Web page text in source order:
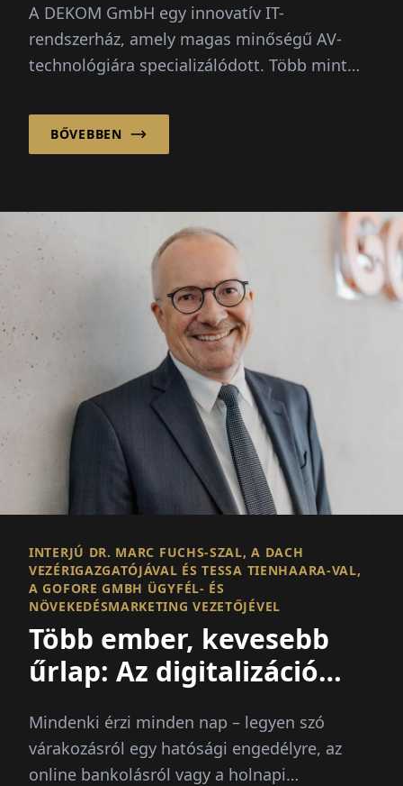
A DEKOM GmbH egy innovatív IT-
rendszerház, amely magas minőségű AV-
technológiára specializálódott. Több mint
BŐVEBBEN
INTERJÚ DR. MARC FUCHS-SZAL, A DACH
VEZÉRIGAZGATÓJÁVAL ÉS TESSA TIENHAARA-VAL,
A GOFORE GMBH ÜGYFÉL- ÉS
NÖVEKEDÉSMARKETING VEZETŐJÉVEL
Több ember, kevesebb
űrlap: Az digitalizáció
Mindenki érzi minden nap – legyen szó
várakozásról egy hatósági engedélyre, az
online bankolásról vagy a holnapi